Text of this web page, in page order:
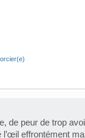
de peur de trop
l’œil effrontément